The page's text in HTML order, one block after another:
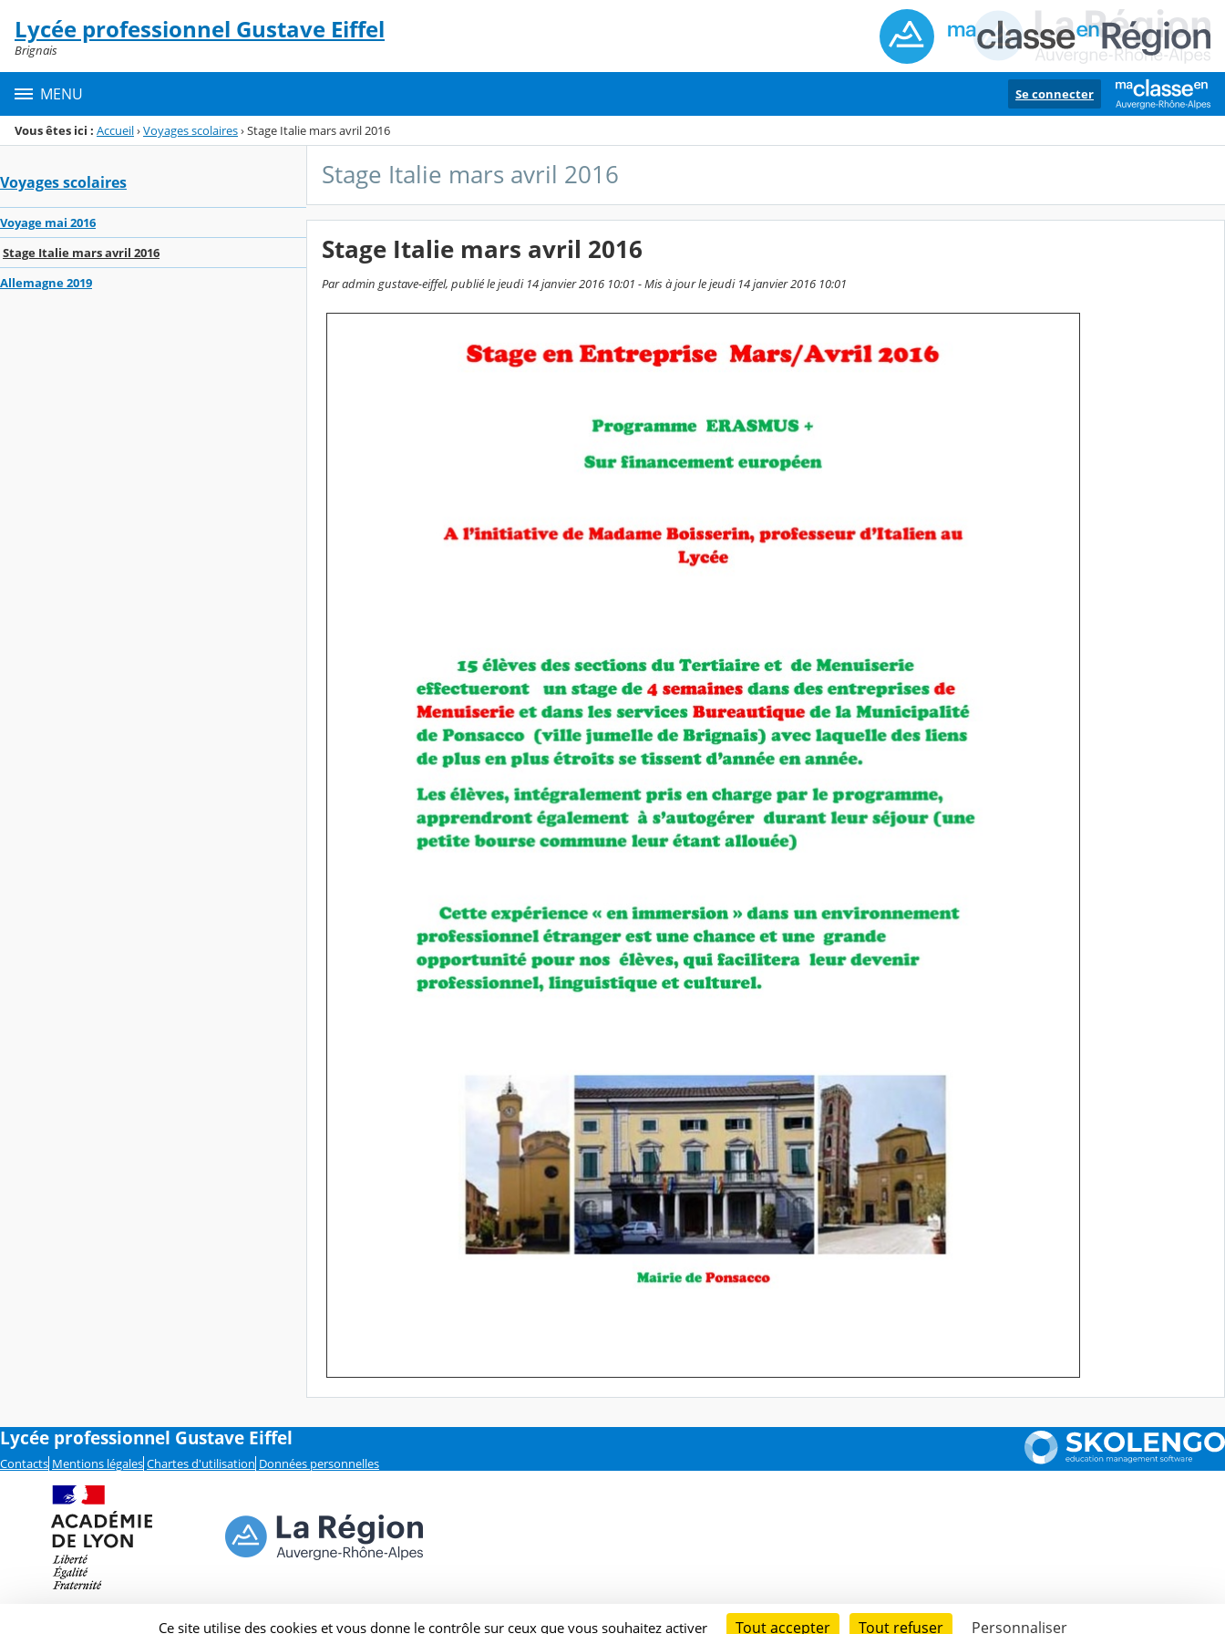
Menu de la rubrique
Contenu
Lycée professionnel Gustave Eiffel
Brignais
MENU Se connecter
Vous êtes ici : Accueil›Voyages scolaires›Stage Italie mars avril 2016
Voyages scolaires
Voyage mai 2016
Stage Italie mars avril 2016
Allemagne 2019
Stage Italie mars avril 2016
Stage Italie mars avril 2016
Par admin gustave-eiffel, publié le jeudi 14 janvier 2016 10:01 - Mis à jour le jeudi 14 janvier 2016 10:01
Lycée professionnel Gustave Eiffel
Contacts Mentions légales Chartes d'utilisation Données personnelles
Ce site utilise des cookies et vous donne le contrôle sur ceux que vous souhaitez activer Tout accepter Tout refuser Personnaliser